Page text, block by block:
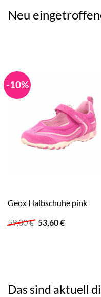
Neu
-10%
Geox Halbschuhe pink
59,00€ Ursprünglicher
Preis
53,60€Aktueller
Das sind aktuell